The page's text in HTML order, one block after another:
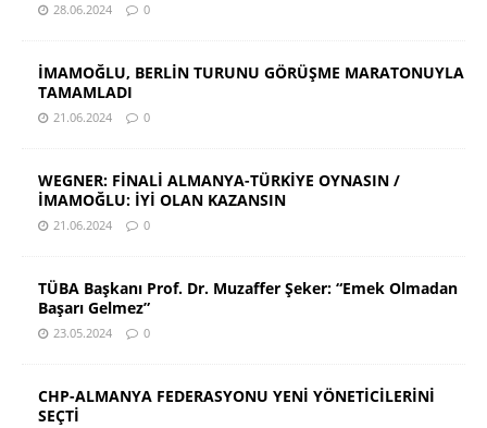
28.06.2024 0
İMAMOĞLU, BERLİN TURUNU GÖRÜŞME MARATONUYLA
TAMAMLADI
21.06.2024 0
WEGNER: FİNALİ ALMANYA-TÜRKİYE OYNASIN /
İMAMOĞLU: İYİ OLAN KAZANSIN
21.06.2024 0
TÜBA Başkanı Prof. Dr. Muzaffer Şeker: “Emek Olmadan
Başarı Gelmez”
23.05.2024 0
CHP-ALMANYA FEDERASYONU YENİ YÖNETİCİLERİNİ
SEÇTİ